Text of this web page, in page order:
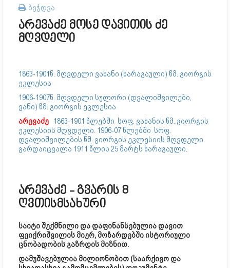
ბეჭდვა
არევაძე მოსე დავითის ძე
მღვდელი
1863-1901წ. მღვდელი ვახანი (ხარაგაული) წმ. გიორგის
ეკლესია
1906-1907წ. მღვდელი სულორი (დვალიშვილები,
ვანი) წმ. გიორგის ეკლესია
არევაძე 1863-1901 წლებში სოფ. ვახანის წმ. გიორგის
ეკლესიის მღვდელი. 1906-07 წლებში სოფ.
დვალიშვილების წმ. გიორგის ეკლესიის მღვდელი.
გარდაიცვალა 1911 წლის 25 მარტს ხარაგაული.
არევაძე - გვარის 8
ღვთისმსახური
საიტი შექმნილი და დაფინანსებულია დავით
ფეიქრიშვილის მიერ, მოზარდებში ისტორიული
ცნობადობის გაზრდის მიზნით.
დამუშავებულია მილიონობით (საარქივო და